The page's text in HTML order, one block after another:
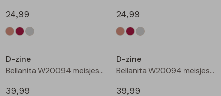
Blazers
Bermuda's
Vesten
24,99
24,99
D-zine
Bellanita W20094 meisjes buiten jack Zand
39,99
D-zine
Bellanita W20094 meisjes buiten jack Wijnrood
39,99